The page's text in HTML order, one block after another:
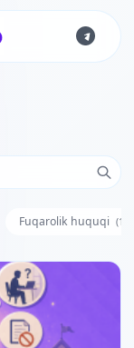
Fuqarolik huquqi